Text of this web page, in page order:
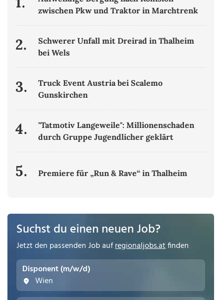
zwischen Pkw und Traktor in Marchtrenk
2.
Schwerer Unfall mit Dreirad in Thalheim
bei Wels
3.
Truck Event Austria bei Scalemo
Gunskirchen
4.
"Tatmotiv Langeweile": Millionenschaden
durch Gruppe Jugendlicher geklärt
5. Premiere für „Run & Rave“ in Thalheim
Suchst du einen neuen Job?
Jetzt den passenden Job aufregionaljobs.atfinden
Disponent (m/w/d)
Wien